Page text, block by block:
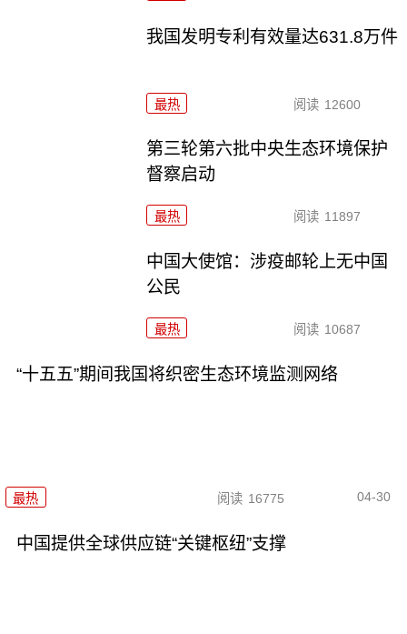
我国发明专利有效量达631.8万件
最热 阅读 12600
第三轮第六批中央生态环境保护
督察启动
最热 阅读 11897
中国大使馆：涉疫邮轮上无中国
公民
最热 阅读 10687
“十五五”期间我国将织密生态环境监测网络
最热 阅读 16775 04-30
中国提供全球供应链“关键枢纽”支撑